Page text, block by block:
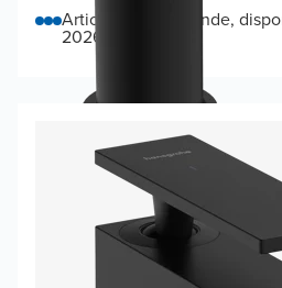
Article sur commande,
2026